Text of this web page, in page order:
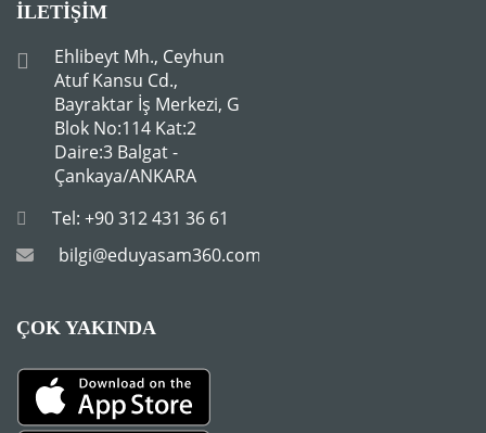
İLETIŞIM
Ehlibeyt Mh., Ceyhun
Atuf Kansu Cd.,
Bayraktar İş Merkezi, G
Blok No:114 Kat:2
Daire:3 Balgat -
Çankaya/ANKARA
Tel: +90 312 431 36 61
bilgi@eduyasam360.com.tr
ÇOK YAKINDA